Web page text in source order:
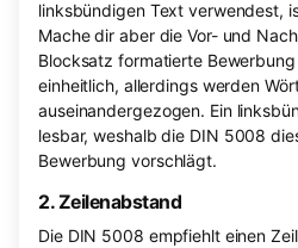
linksbündigen Text verwendest,
Mache dir aber die Vor- und
Blocksatz formatierte
einheitlich, allerdings werden
auseinandergezogen. Ein
lesbar, weshalb die DIN 5008
Bewerbung vorschlägt.
2. Zeilenabstand
Die DIN 5008 empfiehlt einen